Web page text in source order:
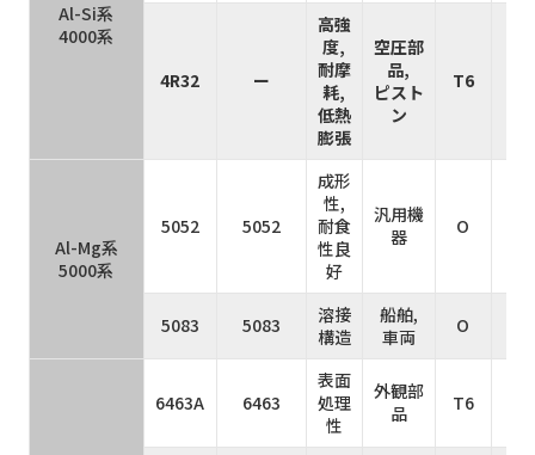
Al-Si系
4000系
4R32 ー
高強
度,
耐摩
耗,
低熱
膨張
空圧部
品,
ピスト
ン
T6
Al-Mg系
5000系
5052 5052
成形
性,
耐食
性良
好
汎用機
器
O
5083 5083
溶接
構造
船舶,
車両
O
6463A 6463
表面
処理
性
外観部
品
T6